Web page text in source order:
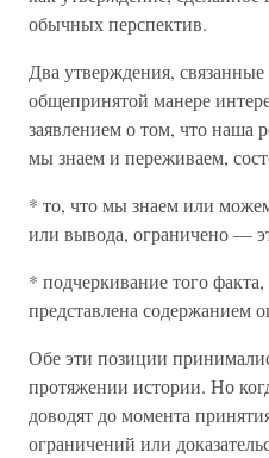
обычных перспектив.
Два утверждения,
общепринятой манере
заявлением о том, что наша
мы знаем и переживаем,
* то, что мы знаем или
или вывода, ограничено —
* подчеркивание того
представлена содержанием
Обе эти позиции
протяжении истории. Но
доводят до момента
ограничений или